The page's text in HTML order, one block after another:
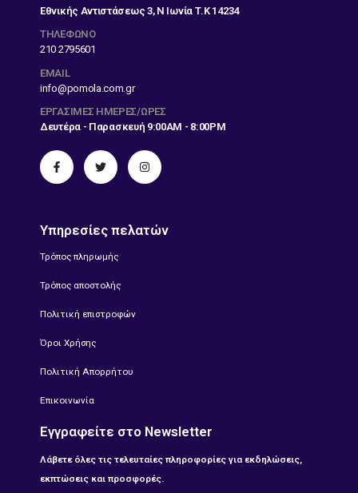
Εθνικής Αντιστάσεως 3, Ν Ιωνία Τ.Κ 14234
ΤΗΛΕΦΩΝΟ
210 2795601
EMAIL
info@pomola.com.gr
ΕΡΓΆΣΙΜΕΣ ΗΜΈΡΕΣ/ΏΡΕΣ
Δευτέρα - Παρασκευή 9:00AM - 8:00PM
Υπηρεσίες πελατών
Τρόπος πληρωμής
Τρόπος αποστολής
Πολιτική επιστροφών
Όροι Χρήσης
Πολιτική Απορρήτου
Επικοινωνία
Εγγραφείτε στο Newsletter
Λάβετε όλες τις τελευταίες πληροφορίες για εκδηλώσεις,
εκπτώσεις και προσφορές.